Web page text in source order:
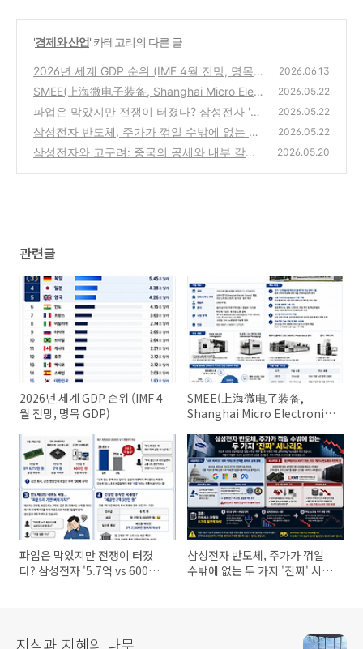
'경제와 산업' 카테고리의 다른 글
2026년 세계 GDP 순위 (IMF 4월 전망, 명목 G
DP)
(0)
2026.06.13
SMEE(上海微电子装备, Shanghai Micro Elect
ronics Equipment Group Co., Ltd.) 소개
(0)
2026.05.22
파업은 막았지만 전쟁이 터졌다? 삼성전자 '5.
7억 vs 600만 원' 성과급 사태 총정리
(0)
2026.05.22
삼성전자 반도체, 주가가 꺾일 수밖에 없는 두
가지 '진짜' 시나리오
(0)
2026.05.22
삼성전자와 고구려: 중국의 공세와 내부 갈등
2026.05.20
관련글
2026년 세계 GDP 순위 (IMF 4
월 전망, 명목 GDP)
SMEE(上海微电子装备,
Shanghai Micro Electronics
소개
파업은 막았지만 전쟁이 터졌
다? 삼성전자 '5.7억 vs 600만
삼성전자 반도체, 주가가 꺾일
수밖에 없는 두 가지 '진짜' 시나
지식과 지혜의 나무